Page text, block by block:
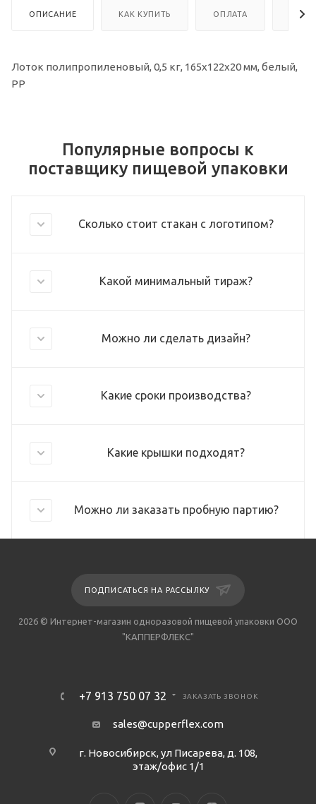
ОПИСАНИЕ КАК КУПИТЬ ОПЛАТА
Лоток полипропиленовый, 0,5 кг, 165х122х20 мм, белый,
РР
Популярные вопросы к
поставщику пищевой упаковки
Сколько стоит стакан с логотипом?
Какой минимальный тираж?
Можно ли сделать дизайн?
Какие сроки производства?
Какие крышки подходят?
Можно ли заказать пробную партию?
ПОДПИСАТЬСЯ НА РАССЫЛКУ
2026 © Интернет-магазин одноразовой пищевой упаковки ООО
"КАППЕРФЛЕКС"
+7 913 750 07 32 ЗАКАЗАТЬ ЗВОНОК
sales@cupperflex.com
г. Новосибирск, ул Писарева, д. 108,
этаж/офис 1/1